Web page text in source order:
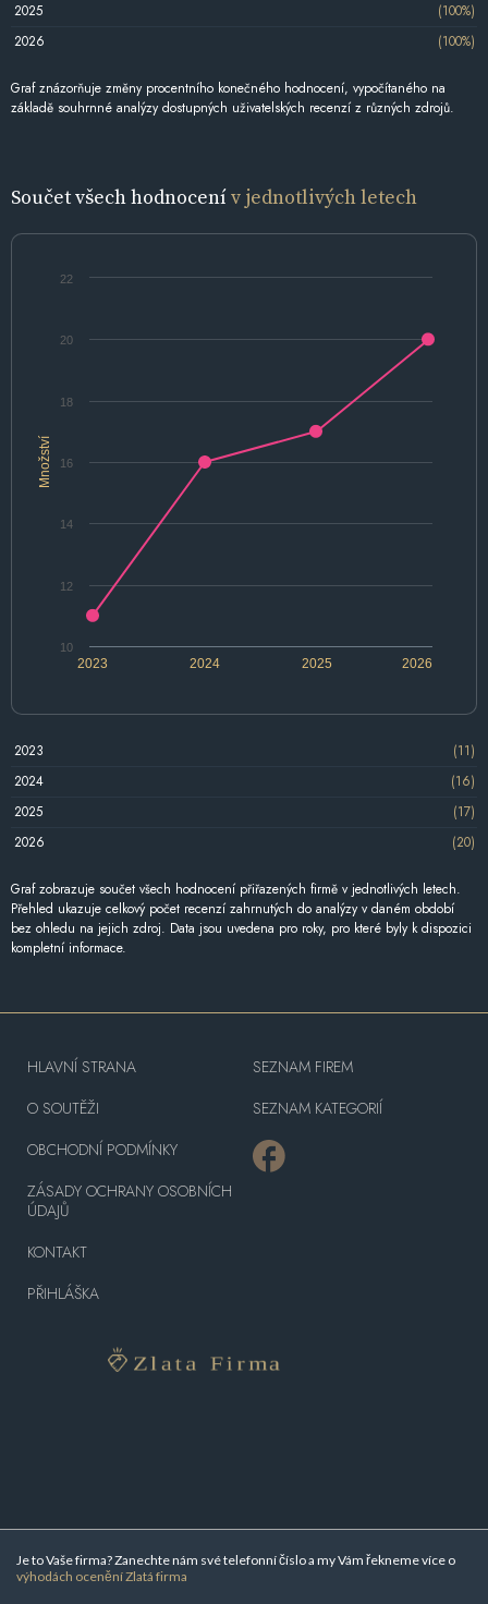
2025
(100%)
2026
(100%)
Graf znázorňuje změny procentního konečného hodnocení, vypočítaného na
základě souhrnné analýzy dostupných uživatelských recenzí z různých zdrojů.
Součet všech hodnocenív jednotlivých letech
Množství
2024 2026
2023 2025
10
12
14
16
18
20
22
2023
(11)
2024
(16)
2025
(17)
2026
(20)
Graf zobrazuje součet všech hodnocení přiřazených firmě v jednotlivých letech.
Přehled ukazuje celkový počet recenzí zahrnutých do analýzy v daném období
bez ohledu na jejich zdroj. Data jsou uvedena pro roky, pro které byly k dispozici
kompletní informace.
Je to Vaše firma? Zanechte nám své telefonní číslo a my Vám řekneme více o
výhodách ocenění Zlatá firma
HLAVNÍ STRANA
O SOUTĚŽI
OBCHODNÍ PODMÍNKY
ZÁSADY OCHRANY OSOBNÍCH
ÚDAJŮ
KONTAKT
PŘIHLÁŠKA
SEZNAM FIREM
SEZNAM KATEGORIÍ